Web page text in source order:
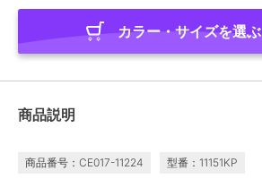
カラー・サイズを選ぶ
商品説明
商品番号：CE017-11224 型番：11151KP